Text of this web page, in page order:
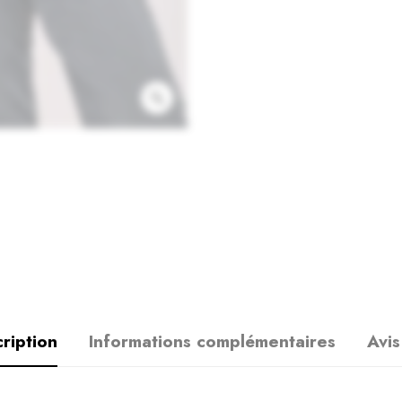
Informations complémentaires